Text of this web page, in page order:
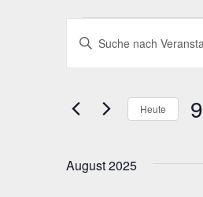
Suche
und
Ansichten,
Navigation
Bitte
Suche
Schlüsselwort.
Heute
August 2025